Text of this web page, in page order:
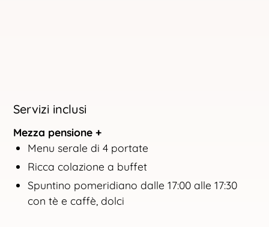
Servizi inclusi
Mezza pensione +
Menu serale di 4 portate
Ricca colazione a buffet
Spuntino pomeridiano dalle 17:00 alle 17:30
con tè e caffè, dolci